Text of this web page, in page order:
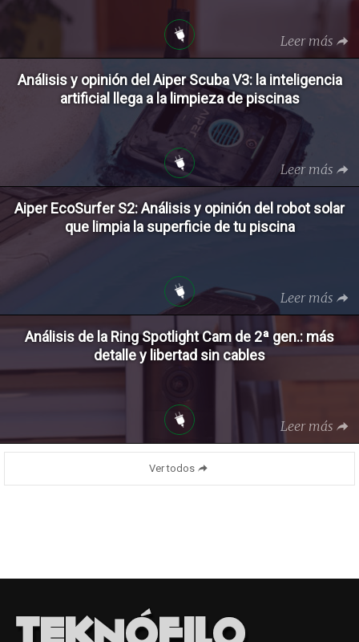
Leer más
Análisis y opinión del Aiper Scuba V3: la inteligencia
artificial llega a la limpieza de piscinas
Leer más
Aiper EcoSurfer S2: Análisis y opinión del robot solar
que limpia la superficie de tu piscina
Leer más
Análisis de la Ring Spotlight Cam de 2ª gen.: más
detalle y libertad sin cables
Leer más
Ver todos